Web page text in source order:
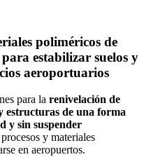
poliméricos de
estabilizar suelos y
aeroportuarios
para la renivelación de
estructuras de una forma
y sin suspender
y materiales
en aeropuertos.